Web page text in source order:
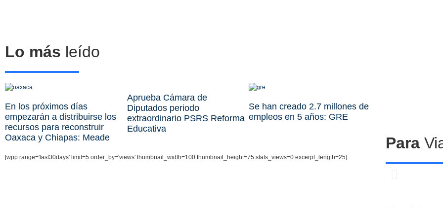
Lo más leído
En los próximos días
empezarán a distribuirse los
recursos para reconstruir
Oaxaca y Chiapas: Meade
Aprueba Cámara de
Diputados periodo
extraordinario PSRS Reforma
Educativa
Se han creado 2.7 millones de
empleos en 5 años: GRE
[wpp range='last30days' limit=5 order_by='views' thumbnail_width=100 thumbnail_height=75 stats_views=0 excerpt_length=25]
Para